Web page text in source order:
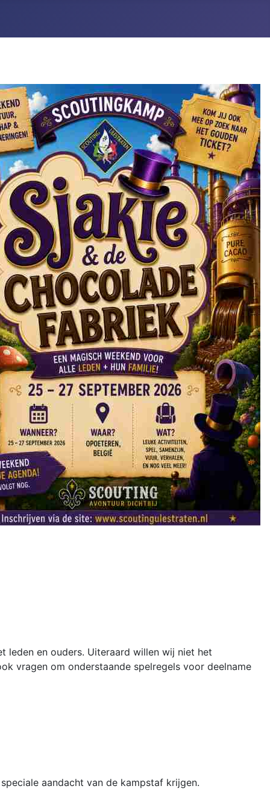
leden en ouders. Uiteraard willen wij niet het
vragen om onderstaande spelregels voor deelname
aandacht van de kampstaf krijgen.